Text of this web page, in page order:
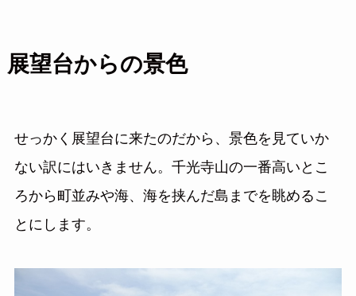
展望台からの景色
せっかく展望台に来たのだから、景色を見ていか
ない訳にはいきません。千光寺山の一番高いとこ
ろから町並みや海、海を挟んだ島までを眺めるこ
とにします。